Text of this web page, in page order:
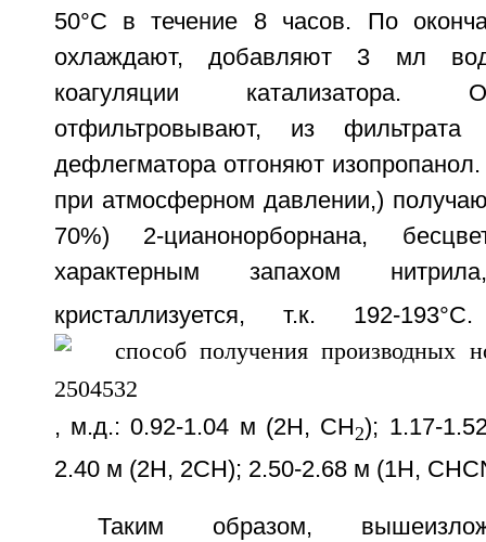
50°C в течение 8 часов. По
охлаждают, добавляют 3 мл
коагуляции катализатора.
отфильтровывают, из фильтрата
дефлегматора отгоняют
при атмосферном давлении,)
70%) 2-цианонорборнана,
характерным запахом
кристаллизуется, т.к. 192-
, м.д.: 0.92-1.04 м (2Н, СН2); 1.17-
2.40 м (2Н, 2СН); 2.50-2.68 м (1H,
Таким образом,